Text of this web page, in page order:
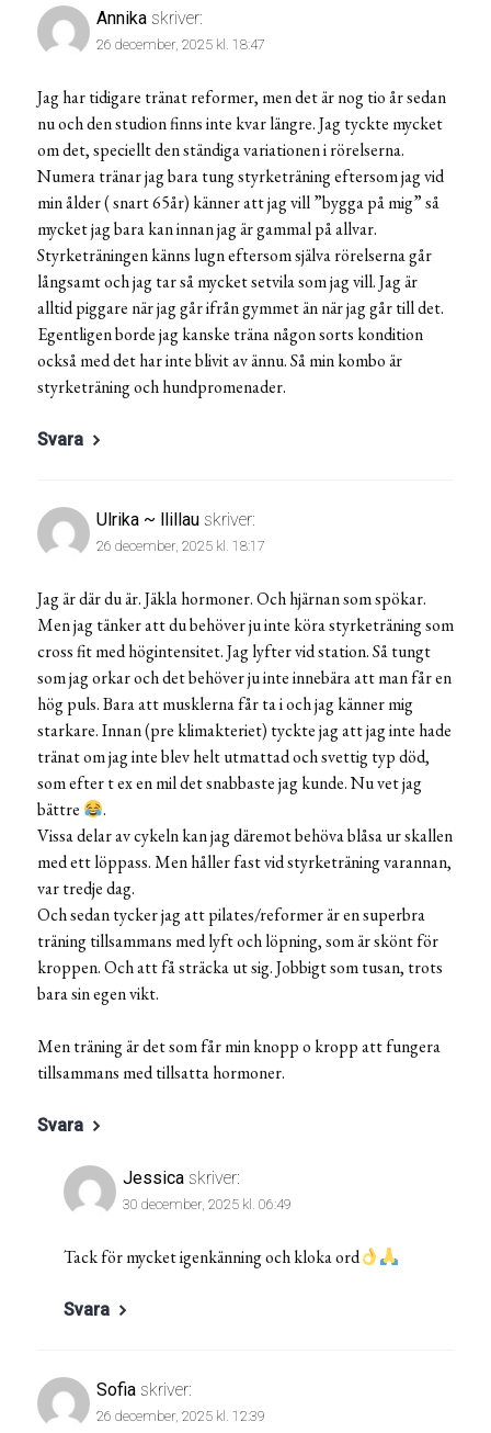
Annika skriver:
26 december, 2025 kl. 18:47
Jag har tidigare tränat reformer, men det är nog tio år sedan
nu och den studion finns inte kvar längre. Jag tyckte mycket
om det, speciellt den ständiga variationen i rörelserna.
Numera tränar jag bara tung styrketräning eftersom jag vid
min ålder ( snart 65år) känner att jag vill ”bygga på mig” så
mycket jag bara kan innan jag är gammal på allvar.
Styrketräningen känns lugn eftersom själva rörelserna går
långsamt och jag tar så mycket setvila som jag vill. Jag är
alltid piggare när jag går ifrån gymmet än när jag går till det.
Egentligen borde jag kanske träna någon sorts kondition
också med det har inte blivit av ännu. Så min kombo är
styrketräning och hundpromenader.
Svara
Ulrika ~ llillau skriver:
26 december, 2025 kl. 18:17
Jag är där du är. Jäkla hormoner. Och hjärnan som spökar.
Men jag tänker att du behöver ju inte köra styrketräning som
cross fit med högintensitet. Jag lyfter vid station. Så tungt
som jag orkar och det behöver ju inte innebära att man får en
hög puls. Bara att musklerna får ta i och jag känner mig
starkare. Innan (pre klimakteriet) tyckte jag att jag inte hade
tränat om jag inte blev helt utmattad och svettig typ död,
som efter t ex en mil det snabbaste jag kunde. Nu vet jag
bättre
.
Vissa delar av cykeln kan jag däremot behöva blåsa ur skallen
med ett löppass. Men håller fast vid styrketräning varannan,
var tredje dag.
Och sedan tycker jag att pilates/reformer är en superbra
träning tillsammans med lyft och löpning, som är skönt för
kroppen. Och att få sträcka ut sig. Jobbigt som tusan, trots
bara sin egen vikt.
Men träning är det som får min knopp o kropp att fungera
tillsammans med tillsatta hormoner.
Svara
Jessica skriver:
30 december, 2025 kl. 06:49
Tack för mycket igenkänning och kloka ord
Svara
Sofia skriver:
26 december, 2025 kl. 12:39